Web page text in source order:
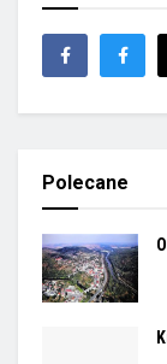
Polecane